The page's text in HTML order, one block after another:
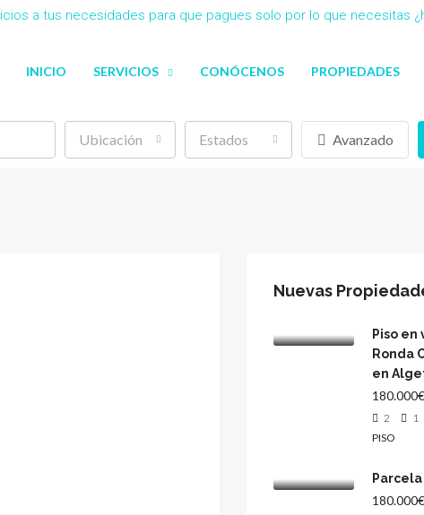
a tus necesidades para que pagues solo por lo que necesitas
INICIO SERVICIOS CONÓCENOS PROPIEDADES
Ubicación Estados Avanzado
Nuevas
Piso en
Ronda
en
180.000€
2
1
PISO
180.000€